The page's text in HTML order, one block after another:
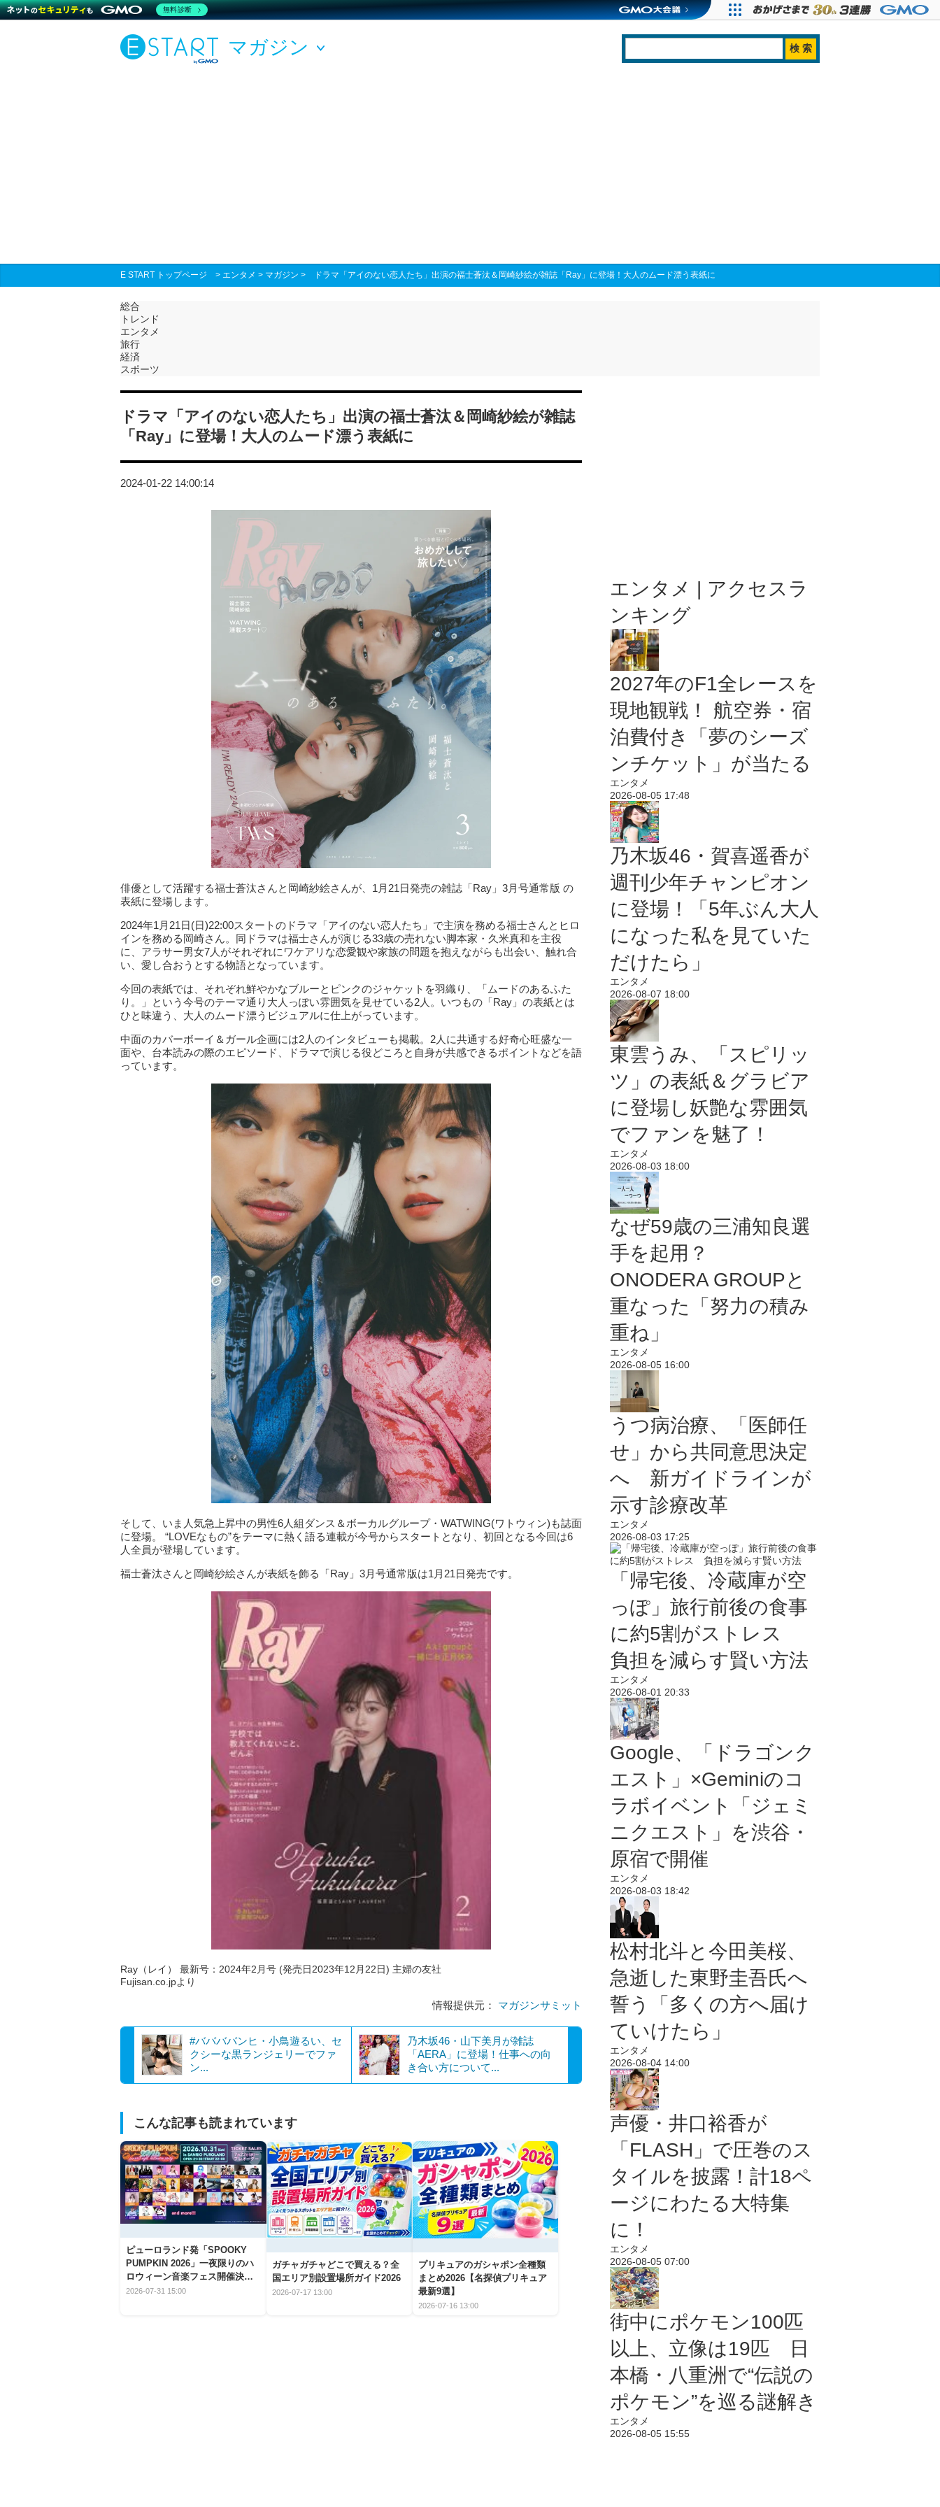
マガジン
E START トップページ > エンタメ > マガジン > ドラマ「アイのない恋人たち」出演の福士蒼汰＆岡崎紗絵が雑誌「Ray」に登場！大人のムード漂う表紙に
総合
トレンド
エンタメ
旅行
経済
スポーツ
ドラマ「アイのない恋人たち」出演の福士蒼汰＆岡崎紗絵が雑誌
「Ray」に登場！大人のムード漂う表紙に
2024-01-22 14:00:14
俳優として活躍する福士蒼汰さんと岡崎紗絵さんが、1月21日発売の雑誌「Ray」3月号通常版 の
表紙に登場します。
2024年1月21日(日)22:00スタートのドラマ「アイのない恋人たち」で主演を務める福士さんとヒロ
インを務める岡崎さん。同ドラマは福士さんが演じる33歳の売れない脚本家・久米真和を主役
に、アラサー男女7人がそれぞれにワケアリな恋愛観や家族の問題を抱えながらも出会い、触れ合
い、愛し合おうとする物語となっています。
今回の表紙では、それぞれ鮮やかなブルーとピンクのジャケットを羽織り、「ムードのあるふた
り。」という今号のテーマ通り大人っぽい雰囲気を見せている2人。いつもの「Ray」の表紙とは
ひと味違う、大人のムード漂うビジュアルに仕上がっています。
中面のカバーボーイ＆ガール企画には2人のインタビューも掲載。2人に共通する好奇心旺盛な一
面や、台本読みの際のエピソード、ドラマで演じる役どころと自身が共感できるポイントなどを語
っています。
そして、いま人気急上昇中の男性6人組ダンス＆ボーカルグループ・WATWING(ワトウィン)も誌面
に登場。 “LOVEなもの”をテーマに熱く語る連載が今号からスタートとなり、初回となる今回は6
人全員が登場しています。
福士蒼汰さんと岡崎紗絵さんが表紙を飾る「Ray」3月号通常版は1月21日発売です。
Ray（レイ） 最新号：2024年2月号 (発売日2023年12月22日) 主婦の友社
Fujisan.co.jpより
情報提供元： マガジンサミット
#ババババンヒ・小鳥遊るい、セ
クシーな黒ランジェリーでファ
ン...
乃木坂46・山下美月が雑誌
「AERA」に登場！仕事への向
き合い方について...
こんな記事も読まれています
ピューロランド発「SPOOKY
PUMPKIN 2026」一夜限りのハ
ロウィーン音楽フェス開催決
定！
2026-07-31 15:00
ガチャガチャどこで買える？全
国エリア別設置場所ガイド2026
2026-07-17 13:00
プリキュアのガシャポン全種類
まとめ2026【名探偵プリキュア
最新9選】
2026-07-16 13:00
エンタメ | アクセスラ
ンキング
2027年のF1全レースを
現地観戦！ 航空券・宿
泊費付き「夢のシーズ
ンチケット」が当たる
エンタメ
2026-08-05 17:48
乃木坂46・賀喜遥香が
週刊少年チャンピオン
に登場！「5年ぶん大人
になった私を見ていた
だけたら」
エンタメ
2026-08-07 18:00
東雲うみ、「スピリッ
ツ」の表紙＆グラビア
に登場し妖艶な雰囲気
でファンを魅了！
エンタメ
2026-08-03 18:00
なぜ59歳の三浦知良選
手を起用？
ONODERA GROUPと
重なった「努力の積み
重ね」
エンタメ
2026-08-05 16:00
うつ病治療、「医師任
せ」から共同意思決定
へ 新ガイドラインが
示す診療改革
エンタメ
2026-08-03 17:25
「帰宅後、冷蔵庫が空
っぽ」旅行前後の食事
に約5割がストレス
負担を減らす賢い方法
エンタメ
2026-08-01 20:33
Google、「ドラゴンク
エスト」×Geminiのコ
ラボイベント「ジェミ
ニクエスト」を渋谷・
原宿で開催
エンタメ
2026-08-03 18:42
松村北斗と今田美桜、
急逝した東野圭吾氏へ
誓う「多くの方へ届け
ていけたら」
エンタメ
2026-08-04 14:00
声優・井口裕香が
「FLASH」で圧巻のス
タイルを披露！計18ペ
ージにわたる大特集
に！
エンタメ
2026-08-05 07:00
街中にポケモン100匹
以上、立像は19匹 日
本橋・八重洲で“伝説の
ポケモン”を巡る謎解き
エンタメ
2026-08-05 15:55
無料診断